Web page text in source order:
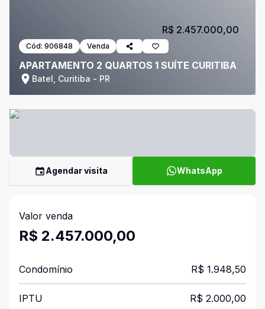
Cód: 906848 Venda
APARTAMENTO 2 QUARTOS 1 SUÍTE CURITIBA
Batel, Curitiba - PR
R$ 2.457.000,00
Agendar visita WhatsApp
Valor venda
R$ 2.457.000,00
Condomínio R$ 1.948,50
IPTU R$ 2.000,00